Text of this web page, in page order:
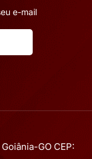
e-mail
GO CEP: